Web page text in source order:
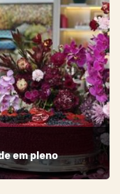
em pleno